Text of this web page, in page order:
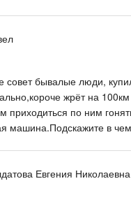
бывалые люди,
жрёт на
приходиться по ним
в
Евгения Николаевна